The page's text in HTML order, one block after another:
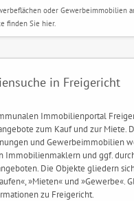
oder Gewerbeimmobilien
finden Sie hier.
in Freigericht
Immobilienportal
zum Kauf und zur Miete.
und Gewerbeimmobilien
Immobilienmaklern und ggf.
Die Objekte gliedern
»Mieten« und »Gewerbe«.
zu Freigericht.